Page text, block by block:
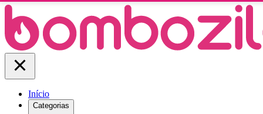
Início
Categorias